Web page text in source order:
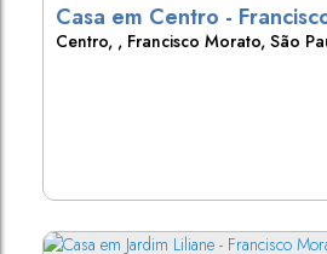
Casa em Centro
Centro , Francisco Morato, São